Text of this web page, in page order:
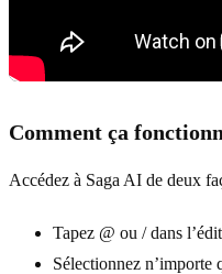
Comment ça
Accédez à Saga AI de deux
Tapez @ ou / dans
Sélectionnez n’importe